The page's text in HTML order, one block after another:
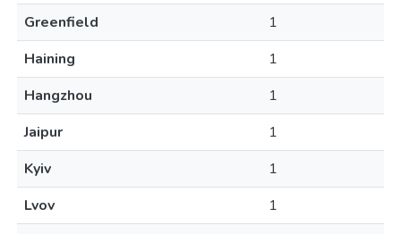
Greenfield
1
Haining
1
Hangzhou
1
Jaipur
1
Kyiv
1
Lvov
1